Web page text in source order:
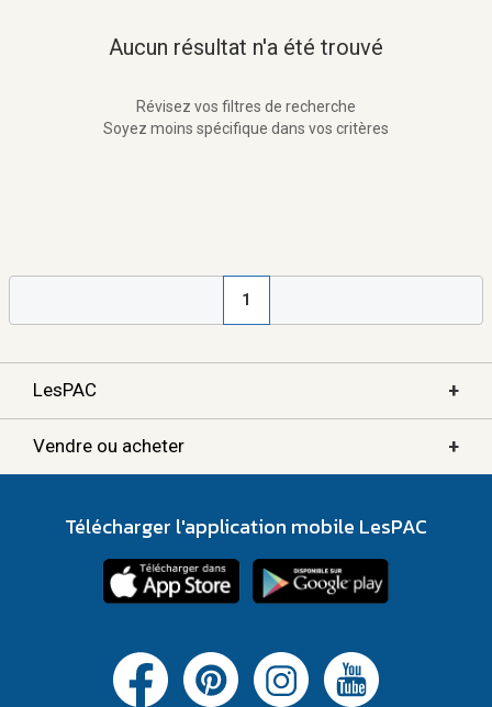
Aucun résultat n'a été trouvé
Révisez vos filtres de recherche
Soyez moins spécifique dans vos critères
1
LesPAC +
Vendre ou acheter +
Télécharger l'application mobile LesPAC